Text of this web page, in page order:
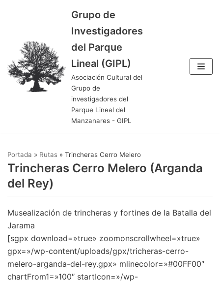
contenido
Grupo de
Investigadores
del Parque
Lineal (GIPL)
Asociación Cultural del
Grupo de
investigadores del
Parque Lineal del
Manzanares - GIPL
Portada » Rutas » Trincheras Cerro Melero
Trincheras Cerro Melero (Arganda
del Rey)
Musealización de trincheras y fortines de la Batalla del
Jarama
[sgpx download=»true» zoomonscrollwheel=»true»
gpx=»/wp-content/uploads/gpx/tricheras-cerro-
melero-arganda-del-rey.gpx» mlinecolor=»#00FF00″
chartFrom1=»100″ startIcon=»/wp-